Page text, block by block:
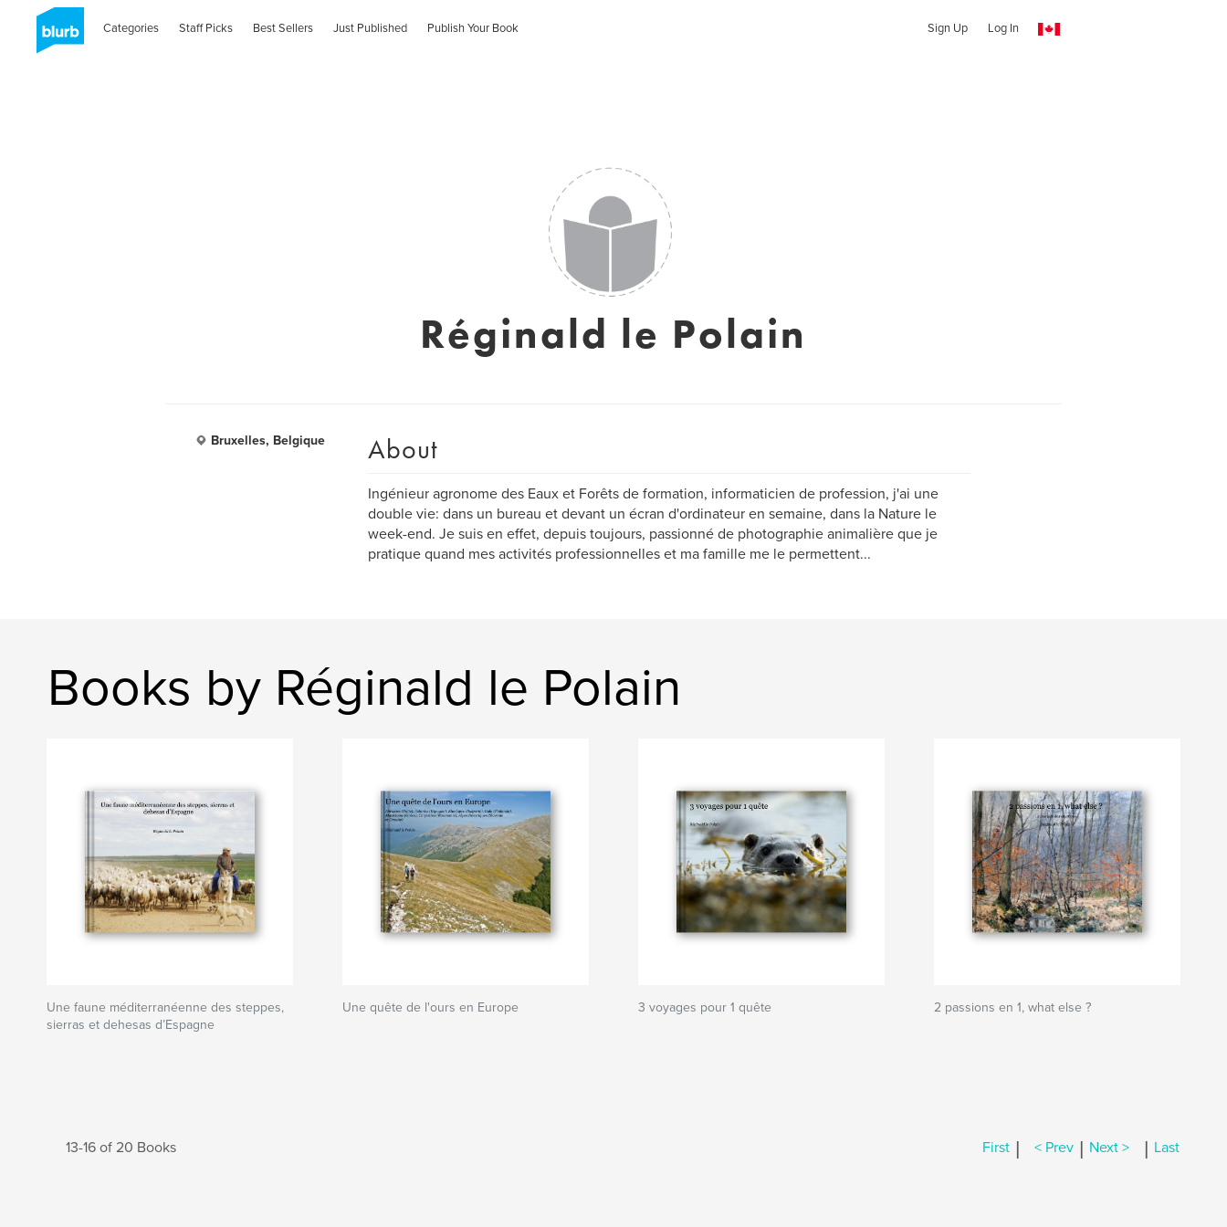
Categories Staff Picks Best Sellers Just Published Publish Your Book Sign Up Log In
Réginald le Polain
Bruxelles, Belgique About
Ingénieur agronome des Eaux et Forêts de formation, informaticien de profession, j'ai une
double vie: dans un bureau et devant un écran d'ordinateur en semaine, dans la Nature le
week-end. Je suis en effet, depuis toujours, passionné de photographie animalière que je
pratique quand mes activités professionnelles et ma famille me le permettent...
Books by Réginald le Polain
Une faune méditerranéenne des steppes,
sierras et dehesas d’Espagne
Une quête de l'ours en Europe 3 voyages pour 1 quête 2 passions en 1, what else ?
13-16 of 20 Books First | < Prev | Next > | Last